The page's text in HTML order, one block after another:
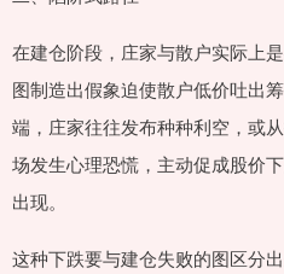
在建仓阶段，庄家与散户实际上
图制造出假象迫使散户低价吐出
端，庄家往往发布种种利空，或
场发生心理恐慌，主动促成股价
出现。
这种下跌要与建仓失败的图区分